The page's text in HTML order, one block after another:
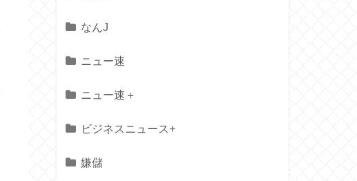
なんJ
ニュー速
ニュー速＋
ビジネスニュース+
嫌儲